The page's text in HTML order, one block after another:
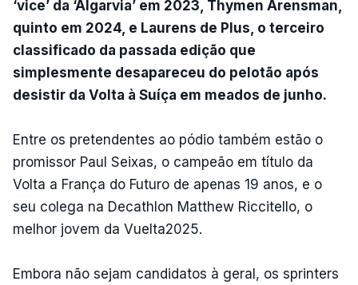
‘vice’ da ‘Algarvia’ em 2023, Thymen Arensman,
quinto em 2024, e Laurens de Plus, o terceiro
classificado da passada edição que
simplesmente desapareceu do pelotão após
desistir da Volta à Suíça em meados de junho.
Entre os pretendentes ao pódio também estão o
promissor Paul Seixas, o campeão em título da
Volta a França do Futuro de apenas 19 anos, e o
seu colega na Decathlon Matthew Riccitello, o
melhor jovem da Vuelta2025.
Embora não sejam candidatos à geral, os sprinters